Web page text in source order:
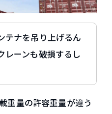
テナを吊り上げるん
レーンも破損するし
重量の許容重量が違う